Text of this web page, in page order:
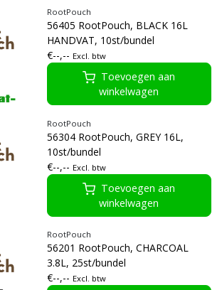
RootPouch
56405 RootPouch, BLACK 16L
HANDVAT, 10st/bundel
€--,-- Excl. btw
Toevoegen aan
winkelwagen
RootPouch
56304 RootPouch, GREY 16L,
10st/bundel
€--,-- Excl. btw
Toevoegen aan
winkelwagen
RootPouch
56201 RootPouch, CHARCOAL
3.8L, 25st/bundel
€--,-- Excl. btw